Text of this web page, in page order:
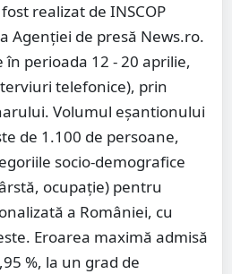
realizat de INSCOP
Agenţiei de presă News.ro.
în perioada 12 - 20 aprilie,
telefonice), prin
Volumul eşantionului
de 1.100 de persoane,
socio-demografice
ocupaţie) pentru
a României, cu
Eroarea maximă admisă
%, la un grad de